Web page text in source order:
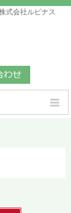
式会社ルピナス